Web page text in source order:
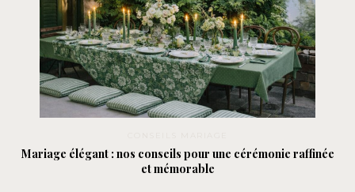
Mariage élégant : nos conseils pour une cérémonie raffinée
et mémorable